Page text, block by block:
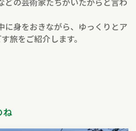
に身をおきながら、ゆっくりとア
旅をご紹介します。
ね